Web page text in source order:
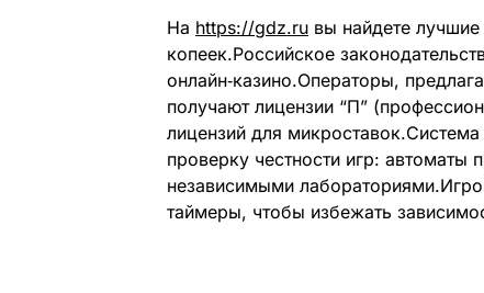
На https://gdz.ru вы найдете
копеек.Российское
онлайн‑казино.Операторы,
получают лицензии “П”
лицензий для
проверку честности игр: автоматы
независимыми
таймеры, чтобы избежать